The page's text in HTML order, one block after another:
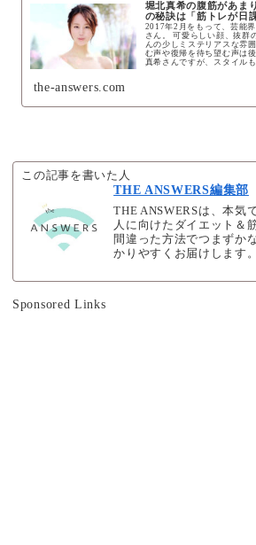
堀北真希の腹筋があま
の秘訣は「筋トレが日
2017年2月をもって、芸能
さん。 可愛らしい顔、抜群
んの少しミステリアスな雰
む声や復帰を待ち望む声は
真希さんですが、スタイル
the-answers.com
この記事を書いた人
THE ANSWERS編集部
THE ANSWERSは、本気
人に向けたダイエット＆
間違った方法でつまずか
かりやすくお届けします。
Sponsored Links